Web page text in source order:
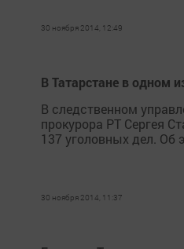
30 ноября 2014, 12:49
В Татарстане в одном
В следственном
прокурора РТ Сергея
137 уголовных дел.
30 ноября 2014, 11:37